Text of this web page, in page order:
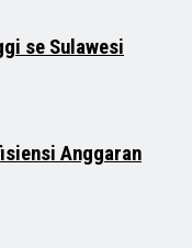
se Sulawesi
Anggaran